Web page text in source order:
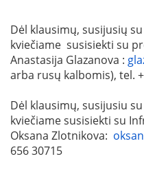
Dėl klausimų, susijusių
kviečiame susisiekti su
Anastasija Glazanova :
arba rusų kalbomis), tel.
Dėl klausimų, susijusiu
kviečiame susisiekti su
Oksana Zlotnikova:
656 30715